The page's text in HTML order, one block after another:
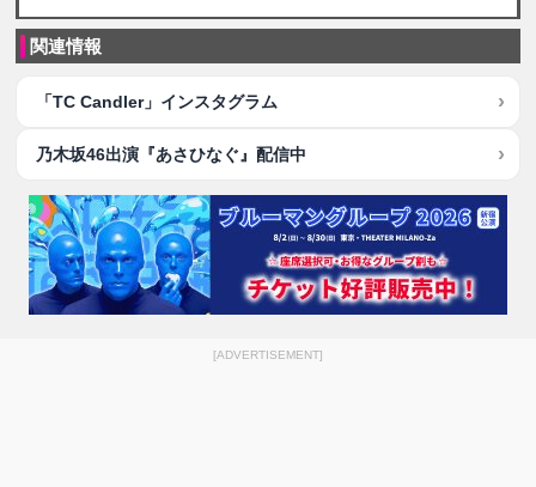
関連情報
「TC Candler」インスタグラム
乃木坂46出演『あさひなぐ』配信中
[ADVERTISEMENT]